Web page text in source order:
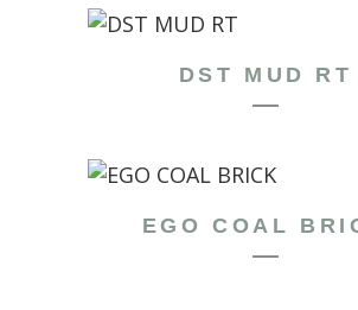
DST MUD RT
EGO COAL